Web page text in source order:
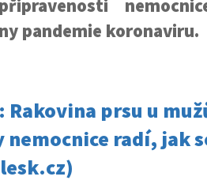
pandemie koronaviru.
Rakovina prsu u
radí, jak